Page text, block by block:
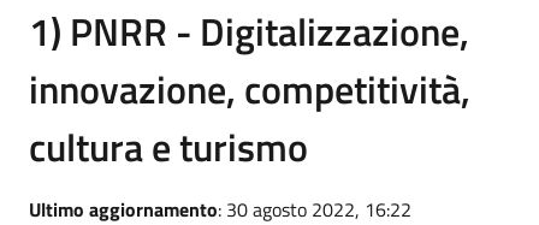
1) PNRR - Digitalizzazione,
innovazione, competitività,
cultura e turismo
Ultimo aggiornamento: 30 agosto 2022, 16:22